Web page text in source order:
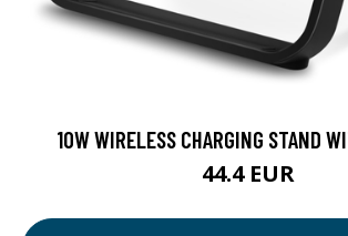
10W WIRELESS CHARGING STAND
44.4 EUR